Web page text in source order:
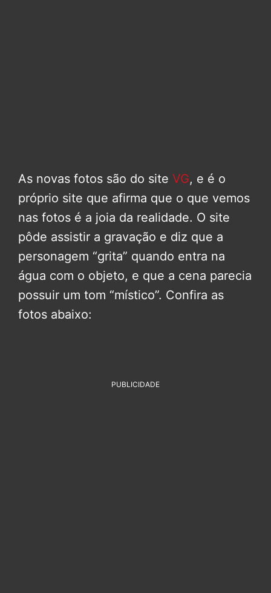
As novas fotos são do site VG, e é o
próprio site que afirma que o que vemos
nas fotos é a joia da realidade. O site
pôde assistir a gravação e diz que a
personagem “grita” quando entra na
água com o objeto, e que a cena parecia
possuir um tom “místico”. Confira as
fotos abaixo:
PUBLICIDADE